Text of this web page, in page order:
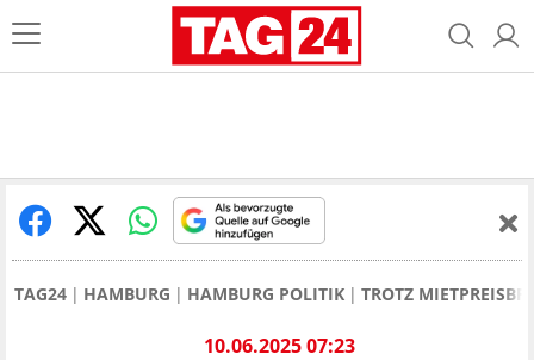
TAG24 HAMBURG HAMBURG POLITIK TROTZ
10.06.2025 07:23